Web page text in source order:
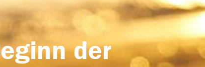
der